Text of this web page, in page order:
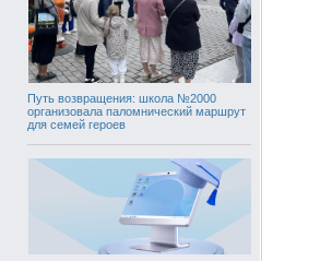
Путь возвращения: школа №2000
организовала паломнический маршрут
для семей героев